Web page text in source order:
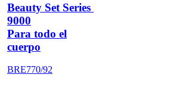
Beauty Set Series
9000
Para todo el
cuerpo
BRE770/92